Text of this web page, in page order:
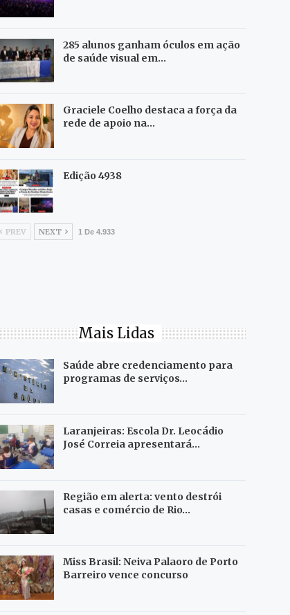
285 alunos ganham óculos em ação
de saúde visual em…
Graciele Coelho destaca a força da
rede de apoio na…
Edição 4938
PREV NEXT 1 De 4.933
Mais Lidas
Saúde abre credenciamento para
programas de serviços…
Laranjeiras: Escola Dr. Leocádio
José Correia apresentará…
Região em alerta: vento destrói
casas e comércio de Rio…
Miss Brasil: Neiva Palaoro de Porto
Barreiro vence concurso